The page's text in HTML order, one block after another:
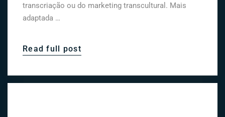
transcriação ou do marketing transcultural. Mais
adaptada …
Read full post